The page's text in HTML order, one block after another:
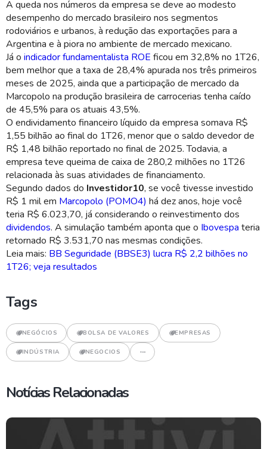
A queda nos números da empresa se deve ao modesto
desempenho do mercado brasileiro nos segmentos
rodoviários e urbanos, à redução das exportações para a
Argentina e à piora no ambiente de mercado mexicano.
Já o indicador fundamentalista ROE ficou em 32,8% no 1T26,
bem melhor que a taxa de 28,4% apurada nos três primeiros
meses de 2025, ainda que a participação de mercado da
Marcopolo na produção brasileira de carrocerias tenha caído
de 45,5% para os atuais 43,5%.
O endividamento financeiro líquido da empresa somava R$
1,55 bilhão ao final do 1T26, menor que o saldo devedor de
R$ 1,48 bilhão reportado no final de 2025. Todavia, a
empresa teve queima de caixa de 280,2 milhões no 1T26
relacionada às suas atividades de financiamento.
Segundo dados do Investidor10, se você tivesse investido
R$ 1 mil em Marcopolo (POMO4) há dez anos, hoje você
teria R$ 6.023,70, já considerando o reinvestimento dos
dividendos. A simulação também aponta que o Ibovespa teria
retornado R$ 3.531,70 nas mesmas condições.
Leia mais: BB Seguridade (BBSE3) lucra R$ 2,2 bilhões no
1T26; veja resultados
Tags
NEGÓCIOS BOLSA DE VALORES EMPRESAS
INDÚSTRIA NEGOCIOS
Notícias Relacionadas